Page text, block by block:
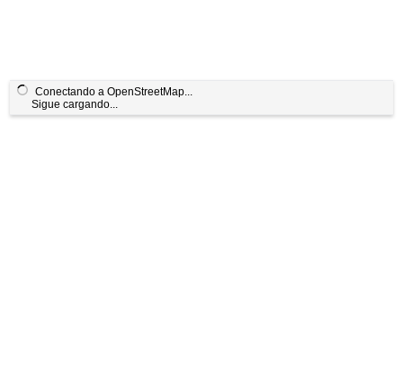
Conectando a OpenStreetMap...
Sigue cargando...